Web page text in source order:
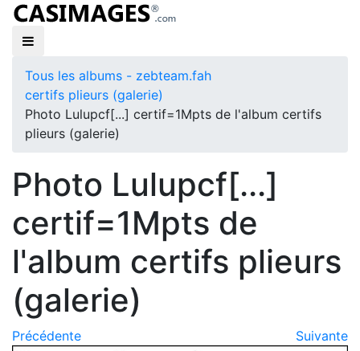
Tous les albums - zebteam.fah
certifs plieurs (galerie)
Photo Lulupcf[...] certif=1Mpts de l'album certifs
plieurs (galerie)
Photo Lulupcf[...]
certif=1Mpts de
l'album certifs plieurs
(galerie)
Précédente Suivante